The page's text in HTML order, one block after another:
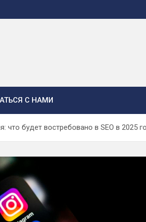
С НАМИ
что будет востребовано в SEO в 2025